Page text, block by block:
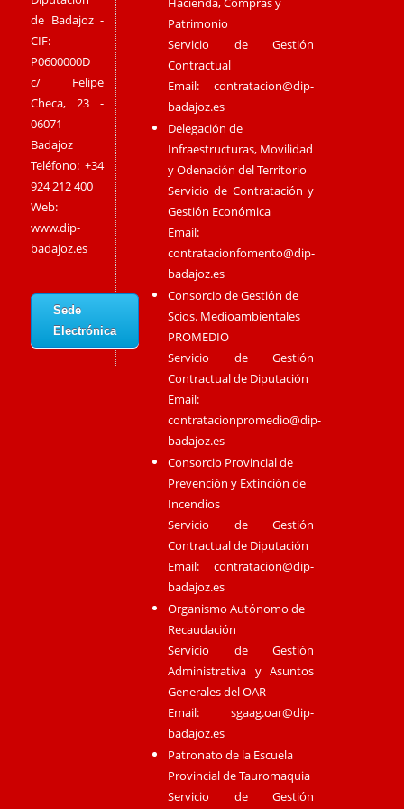
de Badajoz -
CIF:
P0600000D
c/ Felipe
Checa, 23 -
06071
Badajoz
Teléfono: +34
924 212 400
Web:
www.dip-
badajoz.es
Sede
Electrónica
Patrimonio
Servicio de Gestión
Contractual
Email:contratacion@dip-
badajoz.es
Delegación de
Infraestructuras, Movilidad
y Odenación del Territorio
Servicio de Contratación y
Gestión Económica
Email:
contratacionfomento@dip-
badajoz.es
Consorcio de Gestión de
Scios. Medioambientales
PROMEDIO
Servicio de Gestión
Contractual de Diputación
Email:
contratacionpromedio@dip-
badajoz.es
Consorcio Provincial de
Prevención y Extinción de
Incendios
Servicio de Gestión
Contractual de Diputación
Email:contratacion@dip-
badajoz.es
Organismo Autónomo de
Recaudación
Servicio de Gestión
Administrativa y Asuntos
Generales del OAR
Email:sgaag.oar@dip-
badajoz.es
Patronato de la Escuela
Provincial de Tauromaquia
Servicio de Gestión